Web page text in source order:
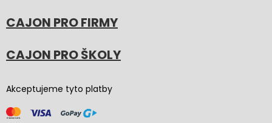
CAJON PRO FIRMY
CAJON PRO ŠKOLY
Akceptujeme tyto platby